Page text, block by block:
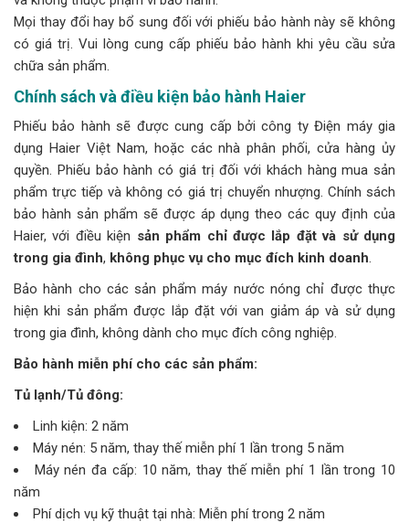
Mọi thay đổi hay bổ sung đối với phiếu bảo hành này sẽ không
có giá trị. Vui lòng cung cấp phiếu bảo hành khi yêu cầu sửa
chữa sản phẩm.
Chính sách và điều kiện bảo hành Haier
Phiếu bảo hành sẽ được cung cấp bởi công ty Điện máy gia
dụng Haier Việt Nam, hoặc các nhà phân phối, cửa hàng ủy
quyền. Phiếu bảo hành có giá trị đối với khách hàng mua sản
phẩm trực tiếp và không có giá trị chuyển nhượng. Chính sách
bảo hành sản phẩm sẽ được áp dụng theo các quy định của
Haier, với điều kiện sản phẩm chỉ được lắp đặt và sử dụng
trong gia đình, không phục vụ cho mục đích kinh doanh.
Bảo hành cho các sản phẩm máy nước nóng chỉ được thực
hiện khi sản phẩm được lắp đặt với van giảm áp và sử dụng
trong gia đình, không dành cho mục đích công nghiệp.
Bảo hành miễn phí cho các sản phẩm:
Tủ lạnh/Tủ đông:
Linh kiện: 2 năm
Máy nén: 5 năm, thay thế miễn phí 1 lần trong 5 năm
Máy nén đa cấp: 10 năm, thay thế miễn phí 1 lần trong 10
năm
Phí dịch vụ kỹ thuật tại nhà: Miễn phí trong 2 năm